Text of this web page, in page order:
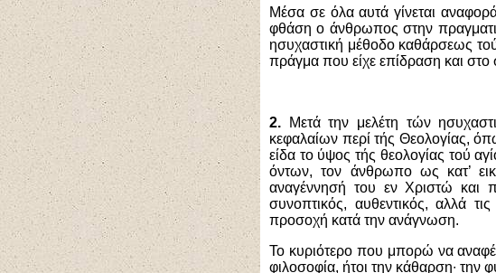
Μέσα σε όλα αυτά γίνεται
φθάση ο άνθρωπος στην
ησυχαστική μέθοδο καθάρσεως
πράγμα που είχε επίδραση και
2. Μετά την μελέτη τών
κεφαλαίων περί τής Θεολογίας,
είδα το ύψος τής θεολογίας τού
όντων, τον άνθρωπο ως κατ’
αναγέννησή του εν Χριστώ και
συνοπτικός, αυθεντικός, αλλά τις
προσοχή κατά την ανάγνωση.
Το κυριότερο που μπορώ να
φιλοσοφία, ήτοι την κάθαρση∙ την